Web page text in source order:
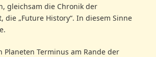
gleichsam die Chronik der
„Future History“. In diesem Sinne
Terminus am Rande der